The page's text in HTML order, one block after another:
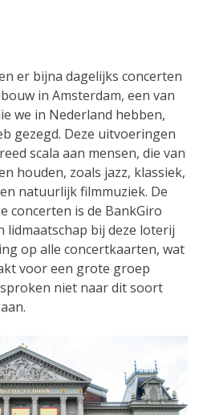
er bijna dagelijks concerten
in Amsterdam, een van
we in Nederland hebben,
gezegd. Deze uitvoeringen
scala aan mensen, die van
houden, zoals jazz, klassiek,
natuurlijk filmmuziek. De
concerten is de BankGiro
lidmaatschap bij deze loterij
op alle concertkaarten, wat
voor een grote groep
niet naar dit soort